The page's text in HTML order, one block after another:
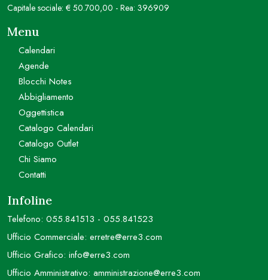
Capitale sociale: € 50.700,00 - Rea: 396909
Menu
Calendari
Agende
Blocchi Notes
Abbigliamento
Oggettistica
Catalogo Calendari
Catalogo Outlet
Chi Siamo
Contatti
Infoline
Telefono: 055.841513 - 055.841523
Ufficio Commerciale: erretre@erre3.com
Ufficio Grafico: info@erre3.com
Ufficio Amministrativo: amministrazione@erre3.com